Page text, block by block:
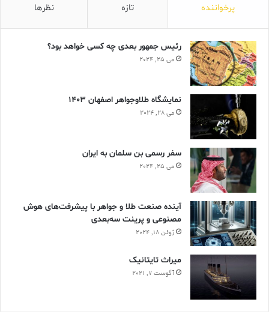
میترا فخر موحدی – معرفی مفاخر صنعت طلا و جواهر ایران زمین
تاریخ هنر
جواهرات ایرانی
جواهرات تاریخی
جواهرات ساسانی
طلا
فخرموحدی
فیروزه
محمدجعفر فخر موحدی
هنر
پرخواننده تازه نظرها
رئیس جمهور بعدی چه کسی خواهد بود؟
می 25, 2024
نمایشگاه طلاوجواهر اصفهان 1403
می 28, 2024
سفر رسمی بن سلمان به ایران
می 25, 2024
آینده صنعت طلا و جواهر با پیشرفت‌های هوش
مصنوعی و پرینت سه‌بعدی
ژوئن 18, 2024
ميراث تايتانيک
آگوست 7, 2021